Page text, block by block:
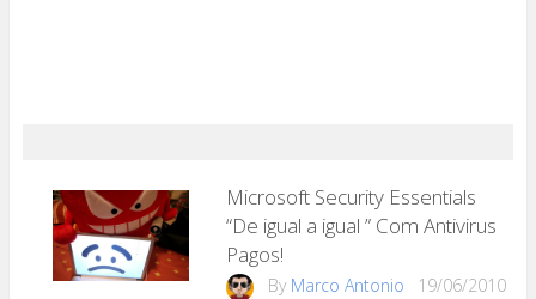
Microsoft Security Essentials
“De igual a igual ” Com Antivirus
Pagos!
By Marco Antonio 19/06/2010